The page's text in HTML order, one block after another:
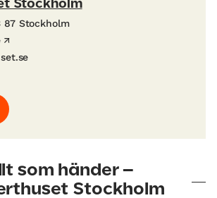
Stockholm
87 Stockholm
som händer –
Stockholm